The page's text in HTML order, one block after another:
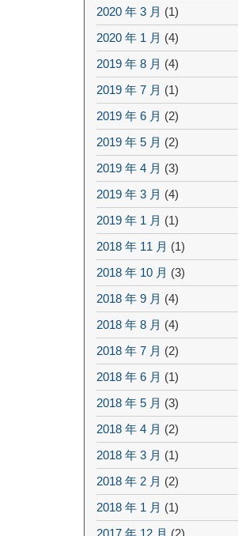
2020 年 3 月 (1)
2020 年 1 月 (4)
2019 年 8 月 (4)
2019 年 7 月 (1)
2019 年 6 月 (2)
2019 年 5 月 (2)
2019 年 4 月 (3)
2019 年 3 月 (4)
2019 年 1 月 (1)
2018 年 11 月 (1)
2018 年 10 月 (3)
2018 年 9 月 (4)
2018 年 8 月 (4)
2018 年 7 月 (2)
2018 年 6 月 (1)
2018 年 5 月 (3)
2018 年 4 月 (2)
2018 年 3 月 (1)
2018 年 2 月 (2)
2018 年 1 月 (1)
2017 年 12 月 (2)